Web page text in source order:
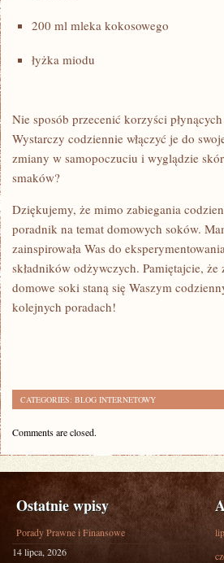
200 ml mleka kokosowego
łyżka miodu
Nie sposób ⁣przecenić ⁣korzyści
Wystarczy codziennie włączyć je do
zmiany w samopoczuciu i⁢ wyglądzie
smaków?
Dziękujemy, że mimo zabiegania
poradnik na temat domowych ⁢soków.
zainspirowała Was do
składników odżywczych. Pamiętajcie,
domowe soki staną⁣ się Waszym
kolejnych poradach!
CATEGORIES: BLOG INTERNETOWY
Comments are closed.
Ostatnie wpisy
Porady Prawne i Finansowe
14 lipca, 2026